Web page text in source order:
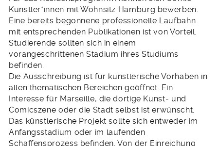
Künstler*innen mit Wohnsitz Hamburg bewerben.
Eine bereits begonnene professionelle Laufbahn
mit entsprechenden Publikationen ist von Vorteil.
Studierende sollten sich in einem
vorangeschrittenen Stadium ihres Studiums
befinden.
Die Ausschreibung ist für künstlerische Vorhaben in
allen thematischen Bereichen geöffnet. Ein
Interesse für Marseille, die dortige Kunst- und
Comicszene oder die Stadt selbst ist erwünscht.
Das künstlerische Projekt sollte sich entweder im
Anfangsstadium oder im laufenden
Schaffensprozess befinden. Von der Einreichung